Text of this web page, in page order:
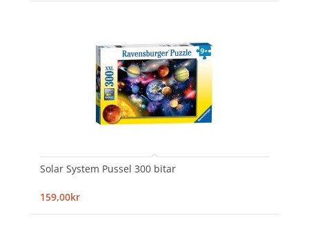
Solar System Pussel 300 bitar
159,00kr